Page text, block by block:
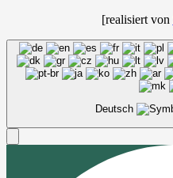
[rea­li­siert von
Deutsch